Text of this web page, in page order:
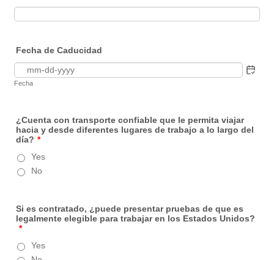
Fecha de Caducidad
Fecha
¿Cuenta con transporte confiable que le permita viajar
hacia y desde diferentes lugares de trabajo a lo largo del
día? *
Yes
No
Si es contratado, ¿puede presentar pruebas de que es
legalmente elegible para trabajar en los Estados Unidos?
*
Yes